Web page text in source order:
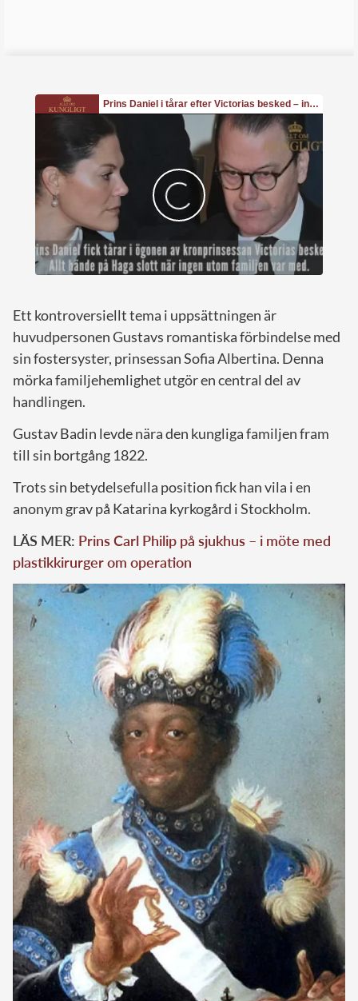
Ett kontroversiellt tema i uppsättningen är
huvudpersonen Gustavs romantiska förbindelse med
sin fostersyster, prinsessan Sofia Albertina. Denna
mörka familjehemlighet utgör en central del av
handlingen.
Gustav Badin levde nära den kungliga familjen fram
till sin bortgång 1822.
Trots sin betydelsefulla position fick han vila i en
anonym grav på Katarina kyrkogård i Stockholm.
LÄS MER: Prins Carl Philip på sjukhus – i möte med
plastikkirurger om operation